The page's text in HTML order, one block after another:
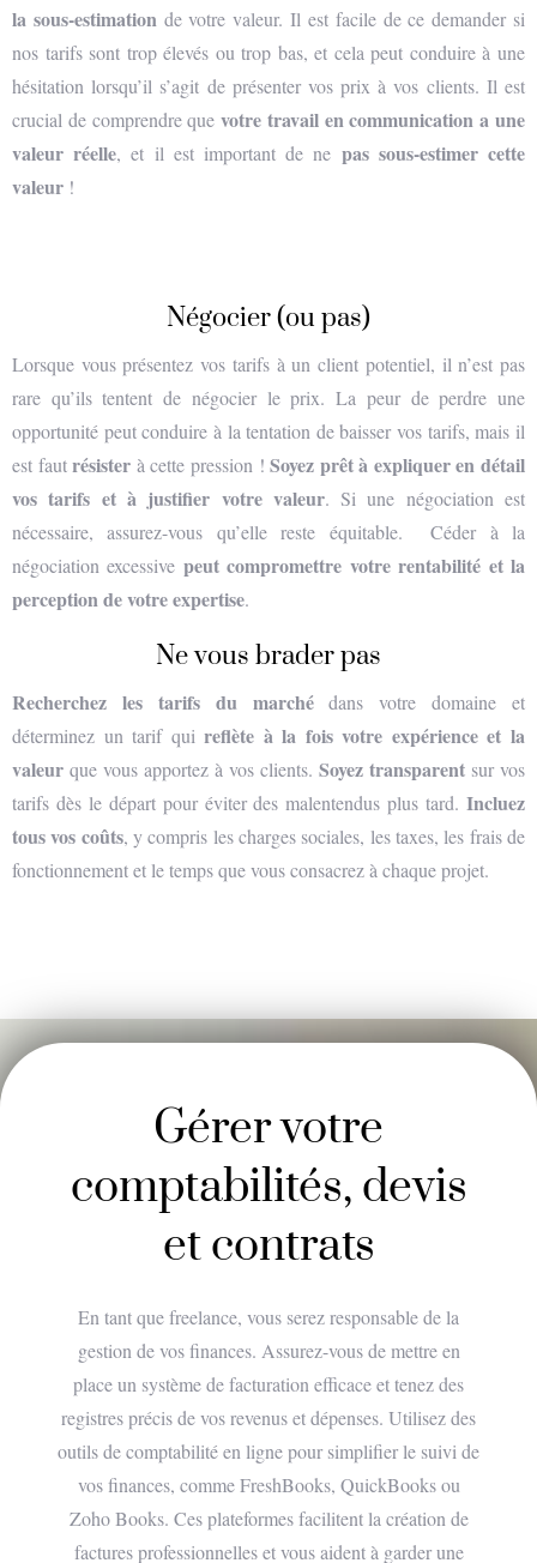
la sous-estimation de votre valeur. Il est facile de ce demander si
nos tarifs sont trop élevés ou trop bas, et cela peut conduire à une
hésitation lorsqu’il s’agit de présenter vos prix à vos clients. Il est
crucial de comprendre quevotre travail en communication a une
valeur réelle, et il est important de ne pas sous-estimer cette
valeur !
Négocier (ou pas)
Lorsque vous présentez vos tarifs à un client potentiel, il n’est pas
rare qu’ils tentent de négocier le prix. La peur de perdre une
opportunité peut conduire à la tentation de baisser vos tarifs, mais il
est fautrésister à cette pression !Soyez prêt à expliquer en détail
vos tarifs et à justifier votre valeur. Si une négociation est
nécessaire, assurez-vous qu’elle reste équitable.
Céder à la
négociation excessive peut compromettre votre rentabilité et la
perception de votre expertise.
Ne vous brader pas
Recherchez les tarifs du marchédans votre domaine et
déterminez un tarif quireflète à la fois votre expérience et la
valeur que vous apportez à vos clients. Soyez transparent sur vos
tarifs dès le départ pour éviter des malentendus plus tard. Incluez
tous vos coûts, y compris les charges sociales, les taxes, les frais de
fonctionnement et le temps que vous consacrez à chaque projet.
Gérer votre
comptabilités, devis
et contrats
En tant que freelance, vous serez responsable de la
gestion de vos finances. Assurez-vous de mettre en
place un système de facturation efficace et tenez des
registres précis de vos revenus et dépenses. Utilisez des
outils de comptabilité en ligne pour simplifier le suivi de
vos finances, comme FreshBooks, QuickBooks ou
Zoho Books. Ces plateformes facilitent la création de
factures professionnelles et vous aident à garder une